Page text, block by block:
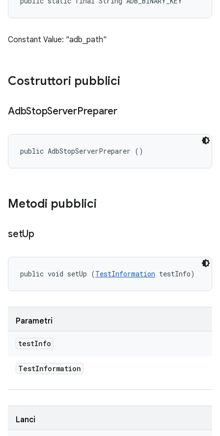
Constant Value: "adb_path"
Costruttori pubblici
AdbStopServerPreparer
public AdbStopServerPreparer ()
Metodi pubblici
setUp
public void setUp (TestInformation testInfo)
Parametri
testInfo
TestInformation
Lanci